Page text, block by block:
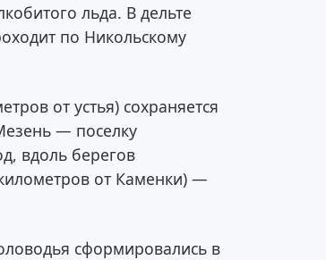
льда. В дельте
по Никольскому
от устья) сохраняется
— поселку
вдоль берегов
от Каменки) —
сформировались в